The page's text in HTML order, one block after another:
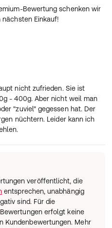
Bewertung schenken wir
nächsten Einkauf!
nicht zufrieden. Sie ist
- 400g. Aber nicht weil man
"zuviel" gegessen hat. Der
nüchtern. Leider kann ich
veröffentlicht, die
entsprechen, unabhängig
sind. Für die
erfolgt keine
Kundenbewertungen. Mehr